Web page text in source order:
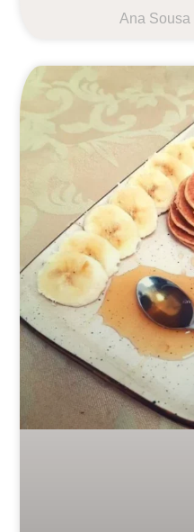
Ana Sousa